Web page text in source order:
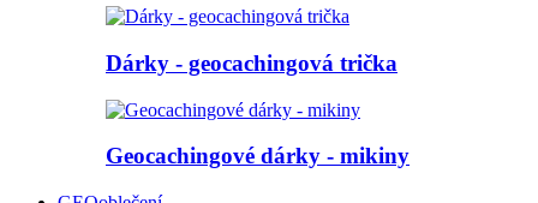
Dárky - geocachingová trička
Geocachingové dárky - mikiny